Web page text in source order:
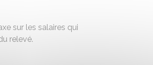
sur les salaires qui
relevé.